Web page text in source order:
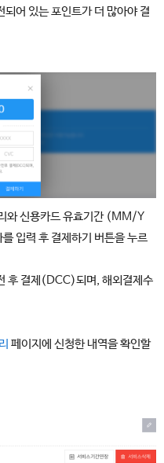
어 있는 포인트가 더 많아야 결
와 신용카드 유효기간 (MM/Y
입력 후 결제하기 버튼을 누르
후 결제(DCC)되며, 해외결제수
페이지에 신청한 내역을 확인할